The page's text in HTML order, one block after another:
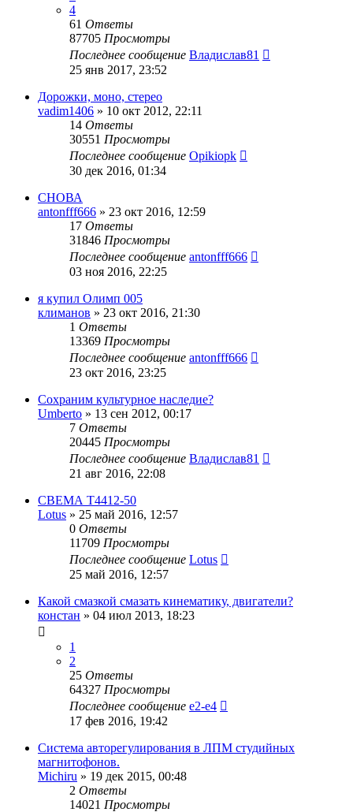
4
61 Ответы
87705 Просмотры
Последнее сообщение Владислав81
25 янв 2017, 23:52
Дорожки, моно, стерео
vadim1406 » 10 окт 2012, 22:11
14 Ответы
30551 Просмотры
Последнее сообщение Opikiopk
30 дек 2016, 01:34
СНОВА
antonfff666 » 23 окт 2016, 12:59
17 Ответы
31846 Просмотры
Последнее сообщение antonfff666
03 ноя 2016, 22:25
я купил Олимп 005
климанов » 23 окт 2016, 21:30
1 Ответы
13369 Просмотры
Последнее сообщение antonfff666
23 окт 2016, 23:25
Сохраним культурное наследие?
Umberto » 13 сен 2012, 00:17
7 Ответы
20445 Просмотры
Последнее сообщение Владислав81
21 авг 2016, 22:08
СВЕМА Т4412-50
Lotus » 25 май 2016, 12:57
0 Ответы
11709 Просмотры
Последнее сообщение Lotus
25 май 2016, 12:57
Какой смазкой смазать кинематику, двигатели?
констан » 04 июл 2013, 18:23
1
2
25 Ответы
64327 Просмотры
Последнее сообщение e2-e4
17 фев 2016, 19:42
Система авторегулирования в ЛПМ студийных
магнитофонов.
Michiru » 19 дек 2015, 00:48
2 Ответы
14021 Просмотры